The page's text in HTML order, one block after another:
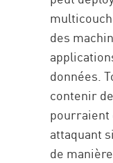
des
données.
contenir
pourraient
attaquant
de